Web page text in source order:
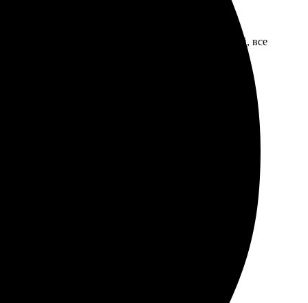
загрузила его в редактор. Интерфейс простой, все
забрала в пункте выдачи. Работники
В целом, я осталась довольна, возможно,
объяснили. Приехала в назначенное время — всё